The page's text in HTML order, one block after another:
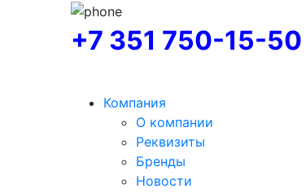
+7 351 750-15-50
Компания
О компании
Реквизиты
Бренды
Новости